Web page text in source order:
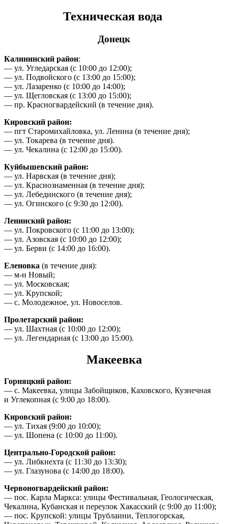
Техническая вода
Донецк
Калининский район:
— ул. Угледарская (с 10:00 до 12:00);
— ул. Подвойского (с 13:00 до 15:00);
— ул. Лазаренко (с 10:00 до 14:00);
— ул. Щегловская (с 13:00 до 15:00);
— пр. Красногвардейский (в течение дня).
Кировский район:
— пгт Старомихайловка, ул. Ленина (в течение дня);
— ул. Токарева (в течение дня).
— ул. Чекалина (с 12:00 до 15:00).
Куйбышевский район:
— ул. Нарвская (в течение дня);
— ул. Краснознаменная (в течение дня);
— ул. Лебединского (в течение дня);
— ул. Огинского (с 9:30 до 12:00).
Ленинский район:
— ул. Покровского (с 11:00 до 13:00);
— ул. Азовская (с 10:00 до 12:00);
— ул. Берви (с 14:00 до 16:00).
Еленовка (в течение дня):
— м-н Новый;
— ул. Московская;
— ул. Крупской;
— с. Молодежное, ул. Новоселов.
Пролетарский район:
— ул. Шахтная (с 10:00 до 12:00);
— ул. Легендарная (с 13:00 до 15:00).
Макеевка
Горняцкий район:
— с. Макеевка, улицы Забойщиков, Каховского, Кузнечная
и Углекопная (с 9:00 до 18:00).
Кировский район:
— ул. Тихая (9:00 до 10:00);
— ул. Шопена (с 10:00 до 11:00).
Центрально-Городской район:
— ул. Либкнехта (с 11:30 до 13:30);
— ул. Глазунова (с 14:00 до 18:00).
Червоногвардейский район:
— пос. Карла Маркса: улицы Фестивальная, Геологическая,
Чекалина, Кубанская и переулок Хакасский (с 9:00 до 11:00);
— пос. Крупской: улицы Трублаини, Теплогорская,